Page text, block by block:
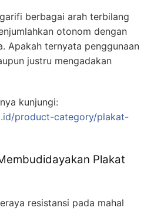
berbagai arah terbilang
otonom dengan
Apakah ternyata penggunaan
justru mengadakan
kunjungi:
product-category/plakat-
Plakat
resistansi pada mahal